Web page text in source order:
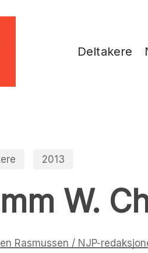
Deltakere
2013
W.
Rasmussen / NJP-